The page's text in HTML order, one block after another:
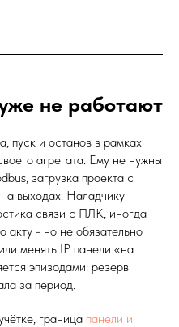
не работают
пуск и останов в рамках
агрегата. Ему не нужны
загрузка проекта с
выходах. Наладчику
связи с ПЛК, иногда
акту - но не обязательно
менять IP панели «на
эпизодами: резерв
за период.
граница панели и